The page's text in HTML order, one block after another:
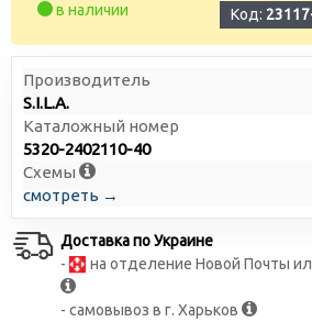
в наличии
Код:
Производитель
S.I.L.A.
Каталожный номер
5320-2402110-40
Схемы
смотреть →
Доставка по Украине
-
на отделение Новой Почты
- самовывоз в г. Харьков